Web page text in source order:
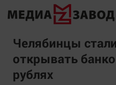
Новости
Экономика
Происшествия
Челябинцы
открывать
рублях